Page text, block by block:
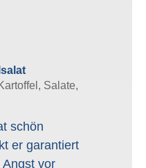
, Salate,
schön
er garantiert
vor